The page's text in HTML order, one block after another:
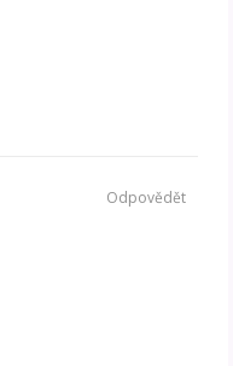
Odpovědět